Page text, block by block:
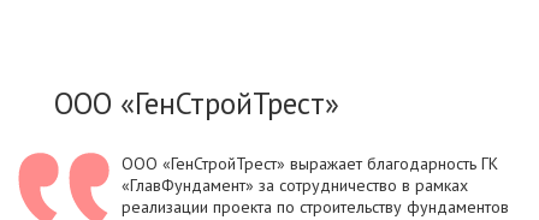
​ООО «ГенСтройТрест»
ООО «ГенСтройТрест» выражает благодарность ГК
«ГлавФундамент» за сотрудничество в рамках
реализации проекта по строительству фундаментов